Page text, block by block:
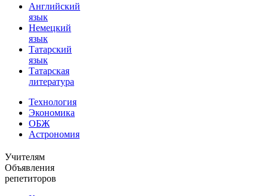
Английский
язык
Немецкий
язык
Татарский
язык
Татарская
литература
Технология
Экономика
ОБЖ
Астрономия
Учителям
Объявления
репетиторов